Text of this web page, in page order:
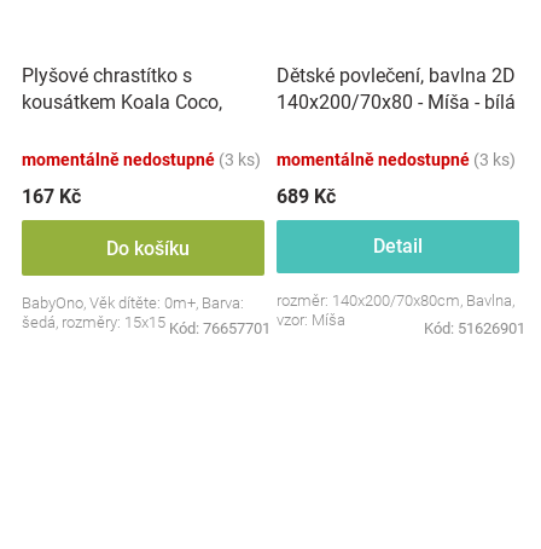
Plyšové chrastítko s
kousátkem Koala Coco,
momentálně nedostupné (3 ks)
167 Kč
Do košíku
BabyOno, Věk dítěte: 0m+, Barva:
šedá, rozměry: 15x15 cm.
Kód: 76657701
Dětské povlečení, bavlna 2D
140x200/70x80 - Míša - bílá
momentálně nedostupné (3 ks)
689 Kč
Detail
rozměr: 140x200/70x80cm, Bavlna,
vzor: Míša
Kód: 51626901